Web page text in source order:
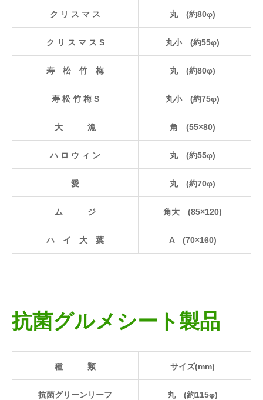
ク リ ス マ ス 丸 (約80φ)
ク リ ス マ ス S 丸小 (約55φ)
寿 松 竹 梅 丸 (約80φ)
寿 松 竹 梅 S 丸小 (約75φ)
大 漁 角 (55×80)
ハ ロ ウ ィ ン 丸 (約55φ)
愛 丸 (約70φ)
ム ジ 角大 (85×120)
ハ イ 大 葉 A (70×160)
抗菌グルメシート製品
種 類 サイズ(mm)
抗菌グリーンリーフ 丸 (約115φ)